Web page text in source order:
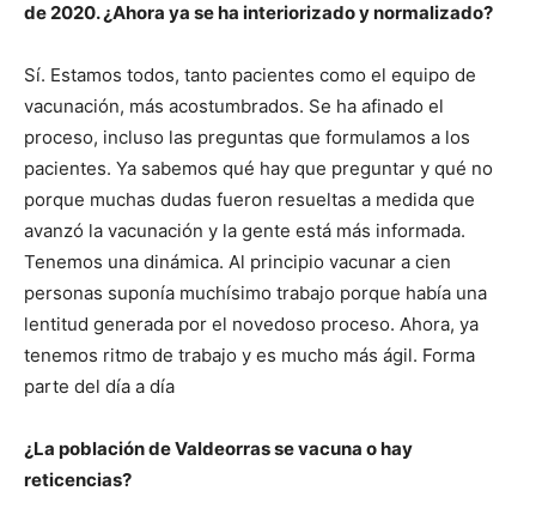
de 2020. ¿Ahora ya se ha interiorizado y normalizado?
Sí. Estamos todos, tanto pacientes como el equipo de
vacunación, más acostumbrados. Se ha afinado el
proceso, incluso las preguntas que formulamos a los
pacientes. Ya sabemos qué hay que preguntar y qué no
porque muchas dudas fueron resueltas a medida que
avanzó la vacunación y la gente está más informada.
Tenemos una dinámica. Al principio vacunar a cien
personas suponía muchísimo trabajo porque había una
lentitud generada por el novedoso proceso. Ahora, ya
tenemos ritmo de trabajo y es mucho más ágil. Forma
parte del día a día
¿La población de Valdeorras se vacuna o hay
reticencias?